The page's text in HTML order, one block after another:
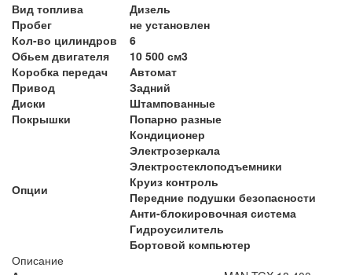
Вид топлива
Дизель
Пробег
не установлен
Кол-во цилиндров
6
Обьем двигателя
10 500 см3
Коробка передач
Автомат
Привод
Задний
Диски
Штампованные
Покрышки
Попарно разные
Опции
Кондиционер
Электрозеркала
Электростеклоподъемники
Круиз контроль
Передние подушки безопасности
Анти-блокировочная система
Гидроусилитель
Бортовой компьютер
Описание